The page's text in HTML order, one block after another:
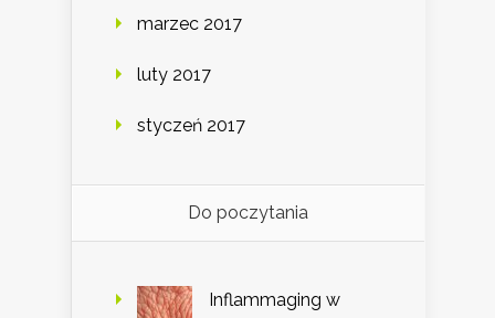
marzec 2017
luty 2017
styczeń 2017
Do poczytania
Inflammaging w